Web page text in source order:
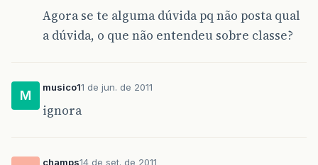
Agora se te alguma dúvida pq não posta qual
a dúvida, o que não entendeu sobre classe?
M
musico11 de jun. de 2011
ignora
champs14 de set. de 2011